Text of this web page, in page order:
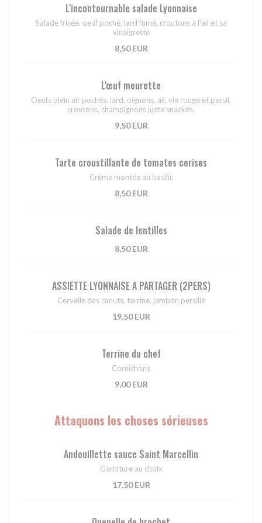
L'incontournable salade Lyonnaise
Salade frisée. oeuf poché, lard fumé, croutons à l'ail et sa
vinaigrette
8,50 EUR
L'œuf meurette
Oeufs plein air pochés, lard, oignons, ail, vin rouge et persil,
croutons, champignons juste snackés.
9,50 EUR
Tarte croustillante de tomates cerises
Crème montée au basilic
8,50 EUR
Salade de lentilles
8,50 EUR
ASSIETTE LYONNAISE A PARTAGER (2PERS)
Cervelle des canuts, terrine, jambon persillé
19,50 EUR
Terrine du chef
Cornichons
9,00 EUR
Attaquons les choses sérieuses
Andouillette sauce Saint Marcellin
Garniture au choix
17,50 EUR